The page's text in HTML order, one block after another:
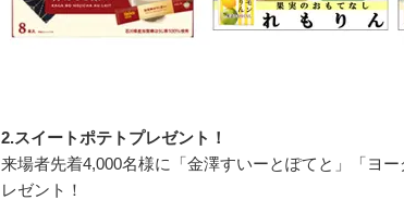
2.スイートポテトプレゼント！
来場者先着4,000名様に「金澤すいーとぽてと」「ヨ
レゼント！